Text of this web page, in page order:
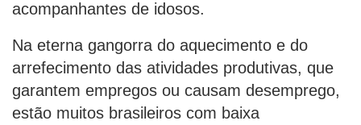
acompanhantes de idosos.
Na eterna gangorra do aquecimento e do
arrefecimento das atividades produtivas, que
garantem empregos ou causam desemprego,
estão muitos brasileiros com baixa